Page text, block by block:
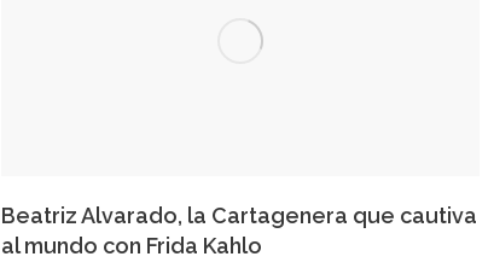
Beatriz Alvarado, la Cartagenera que cautiva
al mundo con Frida Kahlo